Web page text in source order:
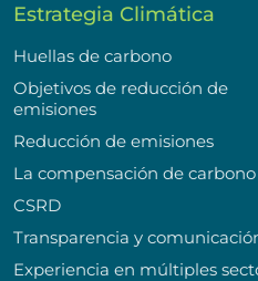
Estrategia Climática
Huellas de carbono
Objetivos de reducción de
emisiones
Reducción de emisiones
La compensación de carbono
CSRD
Transparencia y
Experiencia en múltiples